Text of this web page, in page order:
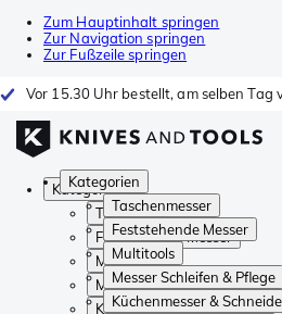
Zum Hauptinhalt springen
Zur Navigation springen
Zur Fußzeile springen
Vor 15.30 Uhr bestellt, am selben Tag
Kategorien
Taschenmesser
Feststehende Messer
Multitools
Messer Schleifen & Pflege
Küchenmesser &
Kategorien
Taschenmesser
Feststehende Messer
Multitools
Messer Schleifen & Pflege
Küchenmesser & Schneiden